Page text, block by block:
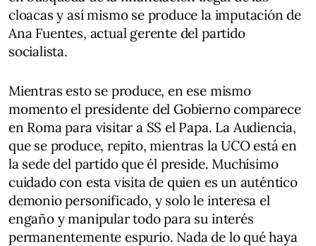
cloacas y así mismo se produce la imputación de
Ana Fuentes, actual gerente del partido
socialista.
Mientras esto se produce, en ese mismo
momento el presidente del Gobierno comparece
en Roma para visitar a SS el Papa. La Audiencia,
que se produce, repito, mientras la UCO está en
la sede del partido que él preside. Muchísimo
cuidado con esta visita de quien es un auténtico
demonio personificado, y solo le interesa el
engaño y manipular todo para su interés
permanentemente espurio. Nada de lo qué haya